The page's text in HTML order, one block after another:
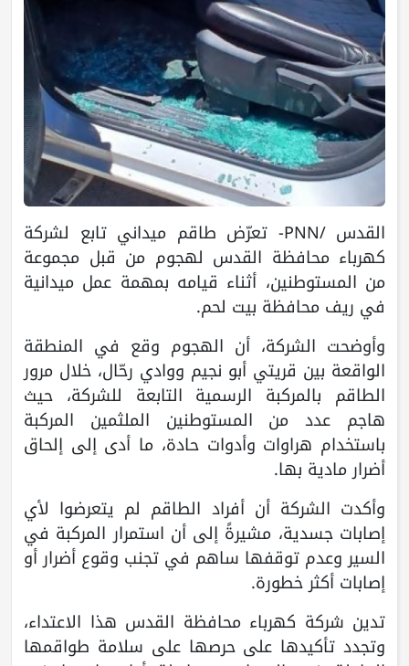
القدس /PNN- تعرّض طاقم ميداني تابع لشركة
كهرباء محافظة القدس لهجوم من قبل مجموعة
من المستوطنين، أثناء قيامه بمهمة عمل ميدانية
في ريف محافظة بيت لحم.
وأوضحت الشركة، أن الهجوم وقع في المنطقة
الواقعة بين قريتي أبو نجيم ووادي رحّال، خلال مرور
الطاقم بالمركبة الرسمية التابعة للشركة، حيث
هاجم عدد من المستوطنين الملثمين المركبة
باستخدام هراوات وأدوات حادة، ما أدى إلى إلحاق
أضرار مادية بها.
وأكدت الشركة أن أفراد الطاقم لم يتعرضوا لأي
إصابات جسدية، مشيرةً إلى أن استمرار المركبة في
السير وعدم توقفها ساهم في تجنب وقوع أضرار أو
إصابات أكثر خطورة.
تدين شركة كهرباء محافظة القدس هذا الاعتداء،
وتجدد تأكيدها على حرصها على سلامة طواقمها